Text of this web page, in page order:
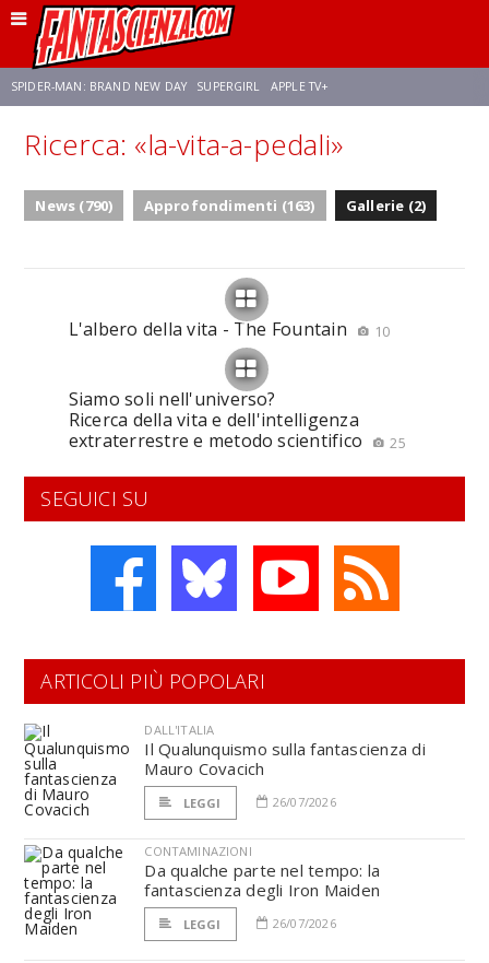
SPIDER-MAN: BRAND NEW DAY SUPERGIRL APPLE TV+
FRANCO RICCIARDIELLO ZENDAYA STAR TREK AVENGERS: DOOMSDAY
Ricerca: «la-vita-a-pedali»
News (790) Approfondimenti (163) Gallerie (2)
L'albero della vita - The Fountain 10
Siamo soli nell'universo?
Ricerca della vita e dell'intelligenza
extraterrestre e metodo scientifico
25
SEGUICI SU
ARTICOLI PIÙ POPOLARI
DALL'ITALIA
Il Qualunquismo sulla fantascienza di
Mauro Covacich
LEGGI 26/07/2026
CONTAMINAZIONI
Da qualche parte nel tempo: la
fantascienza degli Iron Maiden
LEGGI 26/07/2026